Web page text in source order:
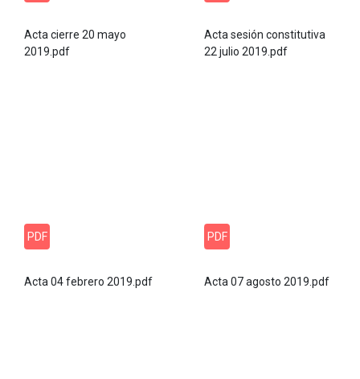
Acta cierre 20 mayo
2019.pdf
Acta sesión constitutiva
22 julio 2019.pdf
PDF
Acta 04 febrero 2019.pdf
PDF
Acta 07 agosto 2019.pdf